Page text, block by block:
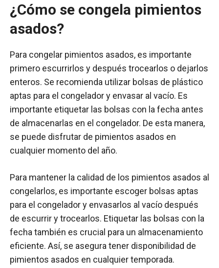
¿Cómo se congela pimientos
asados?
Para congelar pimientos asados, es importante
primero escurrirlos y después trocearlos o dejarlos
enteros. Se recomienda utilizar bolsas de plástico
aptas para el congelador y envasar al vacío. Es
importante etiquetar las bolsas con la fecha antes
de almacenarlas en el congelador. De esta manera,
se puede disfrutar de pimientos asados en
cualquier momento del año.
Para mantener la calidad de los pimientos asados al
congelarlos, es importante escoger bolsas aptas
para el congelador y envasarlos al vacío después
de escurrir y trocearlos. Etiquetar las bolsas con la
fecha también es crucial para un almacenamiento
eficiente. Así, se asegura tener disponibilidad de
pimientos asados en cualquier temporada.